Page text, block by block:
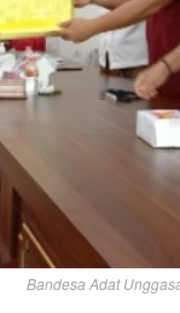
Bandesa Adat